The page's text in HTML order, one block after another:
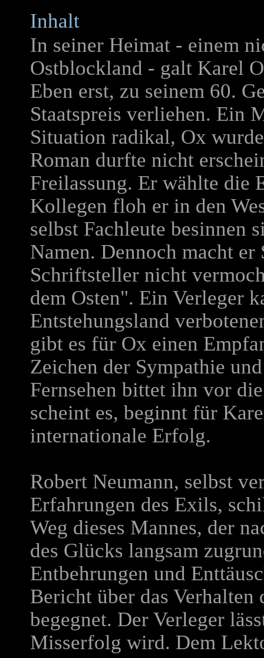
Inhalt
In seiner Heimat - einem
Ostblockland - galt Karel
Eben erst, zu seinem 60.
Staatspreis verliehen. Ein
Situation radikal, Ox
Roman durfte nicht
Freilassung. Er wählte die
Kollegen floh er in den
selbst Fachleute besinnen
Namen. Dennoch macht er
Schriftsteller nicht
dem Osten". Ein Verleger
Entstehungsland
gibt es für Ox einen
Zeichen der Sympathie
Fernsehen bittet ihn vor
scheint es, beginnt für
internationale Erfolg.
Robert Neumann, selbst
Erfahrungen des Exils,
Weg dieses Mannes, der
des Glücks langsam
Entbehrungen und
Bericht über das Verhalten
begegnet. Der Verleger
Misserfolg wird. Dem